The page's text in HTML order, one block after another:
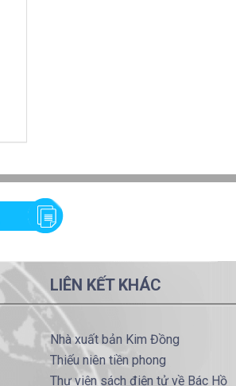
LIÊN KẾT KHÁC
Nhà xuất bản Kim Đồng
Thiếu niên tiền phong
Thư viện sách điện tử về Bác Hồ